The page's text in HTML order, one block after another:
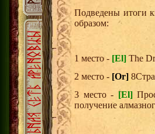
Подведены итоги
образом:
1 место - [El] The
2 место - [Or]
3 место - [El]
получение